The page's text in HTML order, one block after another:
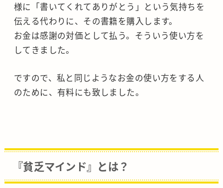
様に「書いてくれてありがとう」という気持ちを
伝える代わりに、その書籍を購入します。
お金は感謝の対価として払う。そういう使い方を
してきました。
ですので、私と同じようなお金の使い方をする人
のために、有料にも致しました。
『貧乏マインド』とは？